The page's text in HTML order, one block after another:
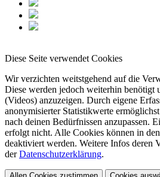
Diese Seite verwendet Cookies
Wir verzichten weitstgehend auf die
Diese werden jedoch weiterhin benötigt
(Videos) anzuzeigen. Durch eigene
anonymisierter Statistikwerte
nach deinen Bedürfnissen anzupassen.
erfolgt nicht. Alle Cookies können in
deaktiviert werden. Weitere Infos deren
derDatenschutzerklärung.